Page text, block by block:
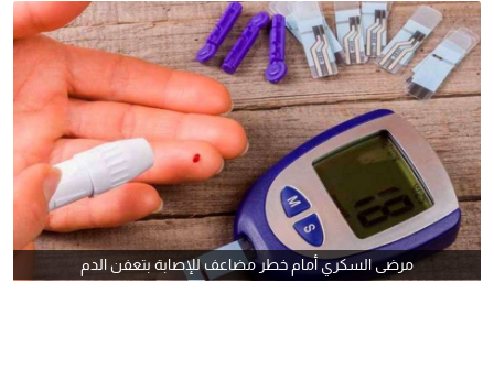
مرضى السكري أمام خطر مضاعف للإصابة بتعفن الدم